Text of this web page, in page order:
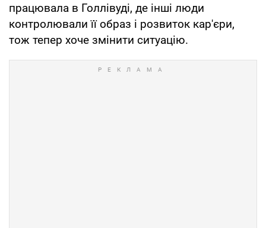
працювала в Голлівуді, де інші люди
контролювали її образ і розвиток кар'єри,
тож тепер хоче змінити ситуацію.